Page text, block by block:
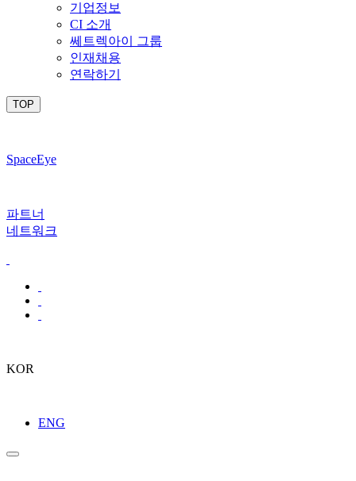
기업정보
CI 소개
쎄트렉아이 그룹
인재채용
연락하기
TOP
SpaceEye
파트너
네트워크
KOR
ENG